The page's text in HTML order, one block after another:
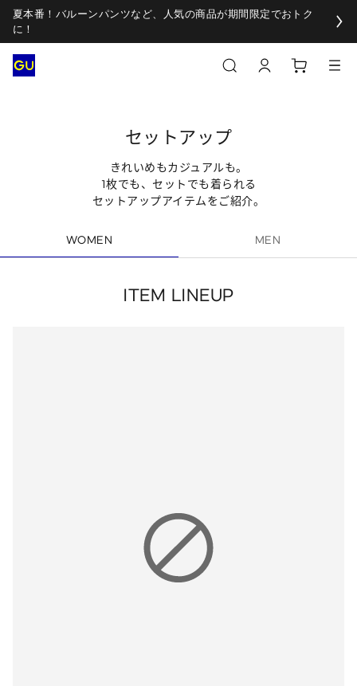
夏本番！バルーンパンツなど、人気の商品が期間限定でおトク
に！
セットアップ
きれいめもカジュアルも。
1枚でも、セットでも着られる
セットアップアイテムをご紹介。
WOMEN MEN
ITEM LINEUP